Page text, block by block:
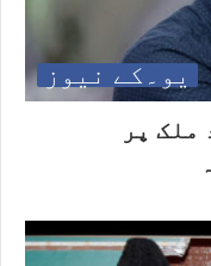
یو۔کے نیوز
پر